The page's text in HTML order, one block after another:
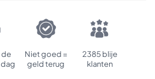
de
Niet goed =
geld terug
2385 blije
klanten